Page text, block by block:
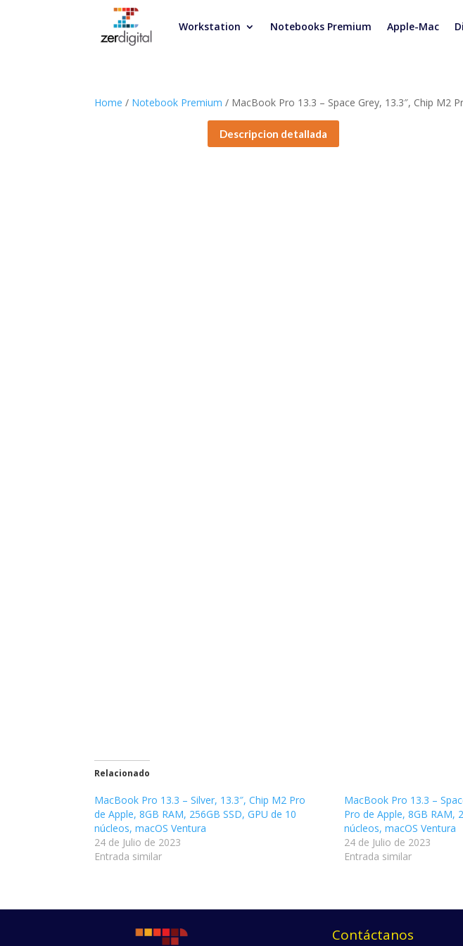
Workstation Notebooks Premium Apple-Mac
Home / Notebook Premium / MacBook Pro 13.3 – Space Grey, 13.3″, Chip M2
Descripcion detallada
Relacionado
MacBook Pro 13.3 – Silver, 13.3″, Chip M2 Pro
de Apple, 8GB RAM, 256GB SSD, GPU de 10
núcleos, macOS Ventura
24 de Julio de 2023
Entrada similar
MacBook Pro 13.3 –
Pro de Apple, 8GB RAM,
núcleos, macOS Ventura
24 de Julio de 2023
Entrada similar
Contáctanos